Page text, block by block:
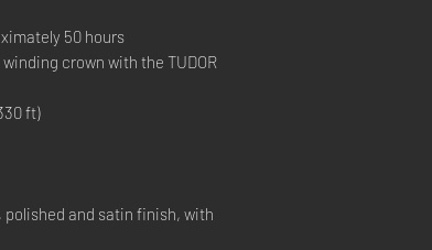
50 hours
crown with the TUDOR
ft)
polished and satin finish, with